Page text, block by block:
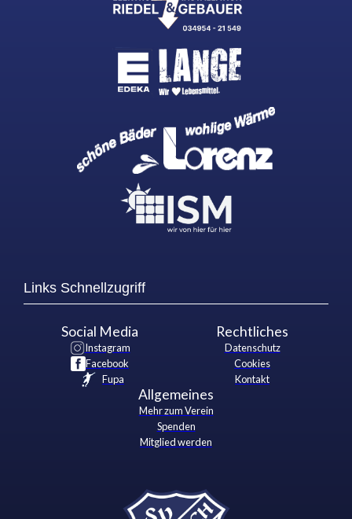
Links Schnellzugriff
Social Media
Instagram
Facebook
Fupa
Rechtliches
Datenschutz
Cookies
Kontakt
Allgemeines
Mehr zum Verein
Spenden
Mitglied werden